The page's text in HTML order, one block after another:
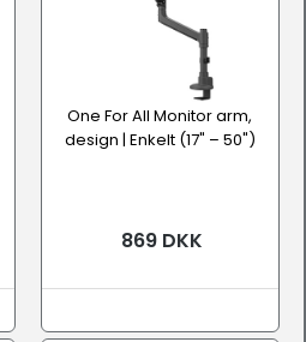
One For All Monitor arm,
design | Enkelt (17" – 50")
869 DKK